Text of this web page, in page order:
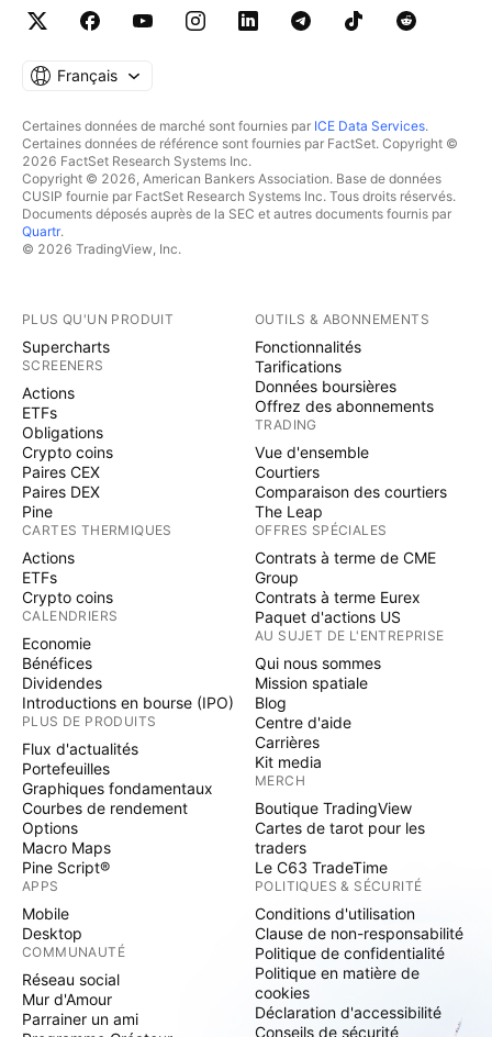
Français
Certaines données de marché sont fournies par ICE Data Services.
Certaines données de référence sont fournies par FactSet. Copyright ©
2026 FactSet Research Systems Inc.
Copyright © 2026, American Bankers Association. Base de données
CUSIP fournie par FactSet Research Systems Inc. Tous droits réservés.
Documents déposés auprès de la SEC et autres documents fournis par
Quartr.
© 2026 TradingView, Inc.
PLUS QU'UN PRODUIT
Supercharts
SCREENERS
Actions
ETFs
Obligations
Crypto coins
Paires CEX
Paires DEX
Pine
CARTES THERMIQUES
Actions
ETFs
Crypto coins
CALENDRIERS
Economie
Bénéfices
Dividendes
Introductions en bourse (IPO)
PLUS DE PRODUITS
Flux d'actualités
Portefeuilles
Graphiques fondamentaux
Courbes de rendement
Options
Macro Maps
Pine Script®
APPS
Mobile
Desktop
COMMUNAUTÉ
Réseau social
Mur d'Amour
Parrainer un ami
OUTILS & ABONNEMENTS
Fonctionnalités
Tarifications
Données boursières
Offrez des abonnements
TRADING
Vue d'ensemble
Courtiers
Comparaison des courtiers
The Leap
OFFRES SPÉCIALES
Contrats à terme de CME
Group
Contrats à terme Eurex
Paquet d'actions US
AU SUJET DE L'ENTREPRISE
Qui nous sommes
Mission spatiale
Blog
Centre d'aide
Carrières
Kit media
MERCH
Boutique TradingView
Cartes de tarot pour les
traders
Le C63 TradeTime
POLITIQUES & SÉCURITÉ
Conditions d'utilisation
Clause de non-responsabilité
Politique de confidentialité
Politique en matière de
cookies
Déclaration d'accessibilité
Conseils de sécurité